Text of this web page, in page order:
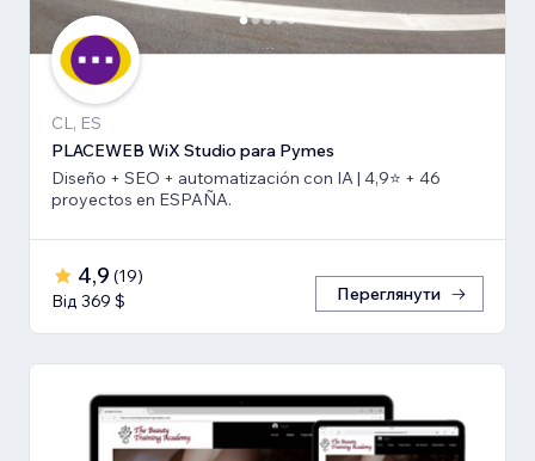
CL, ES
PLACEWEB WiX Studio para Pymes
Diseño + SEO + automatización con IA | 4,9⭐️ + 46
proyectos en ESPAÑA.
4,9 (19)
Від 369 $
Переглянути